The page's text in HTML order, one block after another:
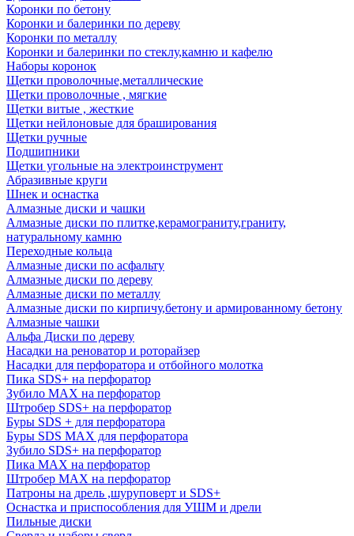
Коронки по бетону
Коронки и балеринки по дереву
Коронки по металлу
Коронки и балеринки по стеклу,камню и кафелю
Наборы коронок
Щетки проволочные,металлические
Щетки проволочные , мягкие
Щетки витые , жесткие
Щетки нейлоновые для браширования
Щетки ручные
Подшипники
Щетки угольные на электроинструмент
Абразивные круги
Шнек и оснастка
Алмазные диски и чашки
Алмазные диски по плитке,керамограниту,граниту,
натуральному камню
Переходные кольца
Алмазные диски по асфальту
Алмазные диски по дереву
Алмазные диски по металлу
Алмазные диски по кирпичу,бетону и армированному бетону
Алмазные чашки
Альфа Диски по дереву
Насадки на реноватор и роторайзер
Насадки для перфоратора и отбойного молотка
Пика SDS+ на перфоратор
Зубило MAX на перфоратор
Штробер SDS+ на перфоратор
Буры SDS + для перфоратора
Буры SDS MAX для перфоратора
Зубило SDS+ на перфоратор
Пика MAX на перфоратор
Штробер MAX на перфоратор
Патроны на дрель ,шуруповерт и SDS+
Оснастка и приспособления для УШМ и дрели
Пильные диски